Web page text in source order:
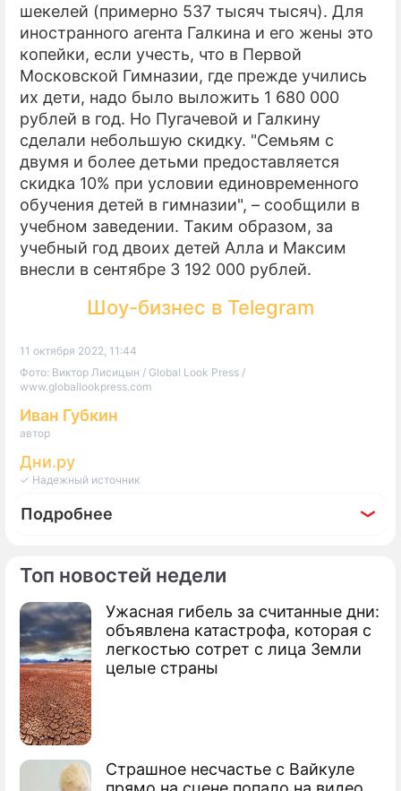
Топ новостей недели
Ужасная гибель за считанные дни:
объявлена катастрофа, которая с
легкостью сотрет с лица Земли
целые страны
Страшное несчастье с Вайкуле
шекелей (примерно 537 тысяч тысяч). Для
иностранного агента Галкина и его жены это
копейки, если учесть, что в Первой
Московской Гимназии, где прежде учились
их дети, надо было выложить 1 680 000
рублей в год. Но Пугачевой и Галкину
сделали небольшую скидку. "Семьям с
двумя и более детьми предоставляется
скидка 10% при условии единовременного
обучения детей в гимназии", – сообщили в
учебном заведении. Таким образом, за
учебный год двоих детей Алла и Максим
внесли в сентябре 3 192 000 рублей.
Шоу-бизнес в Telegram
11 октября 2022, 11:44
Фото: Виктор Лисицын / Global Look Press /
www.globallookpress.com
Иван Губкин
автор
Дни.ру
✓ Надежный источник
Подробнее
Фоторепортаж
Хаматова, Пугачева, Виторган: кто спешно
покинул Россию на фоне спецоперации на
Украине